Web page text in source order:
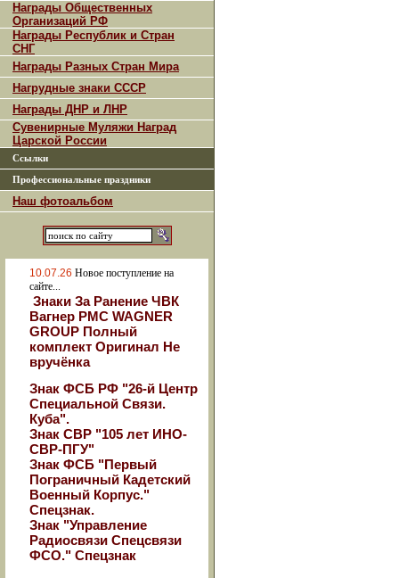
Награды Общественных
Организаций РФ
Награды Республик и Стран
СНГ
Награды Разных Стран Мира
Нагрудные знаки СССР
Награды ДНР и ЛНР
Сувенирные Муляжи Наград
Царской России
Ссылки
Профессиональные праздники
Наш фотоальбом
10.07.26 Новое поступление на
сайте...
Знаки За Ранение ЧВК
Вагнер РМС WAGNER
GROUP Полный
комплект Оригинал Не
вручёнка
Знак ФСБ РФ "26-й Центр
Специальной Связи.
Куба".
Знак СВР "105 лет ИНО-
СВР-ПГУ"
Знак ФСБ "Первый
Пограничный Кадетский
Военный Корпус."
Спецзнак.
Знак "Управление
Радиосвязи Спецсвязи
ФСО." Спецзнак